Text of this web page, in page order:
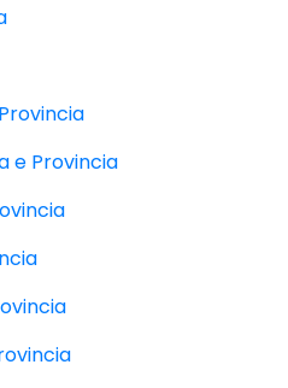
e Provincia